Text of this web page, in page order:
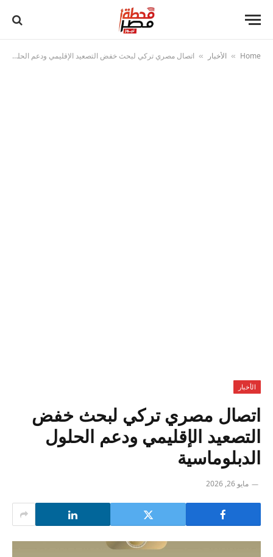
Home
» الأخبار » اتصال مصري تركي لبحث خفض التصعيد الإقليمي ودعم الحلول الدبلوماسية
الأخبار
اتصال مصري تركي لبحث خفض
التصعيد الإقليمي ودعم الحلول
الدبلوماسية
مايو 26, 2026